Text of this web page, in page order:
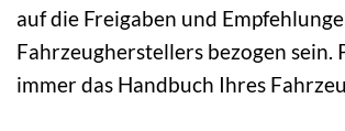
auf die Freigaben und
Fahrzeugherstellers bezogen sein.
immer das Handbuch Ihres